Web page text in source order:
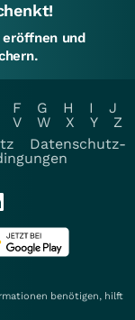
eröffnen und
F G H I
J
V W X Y
Z
Datenschutz-
benötigen, hilft